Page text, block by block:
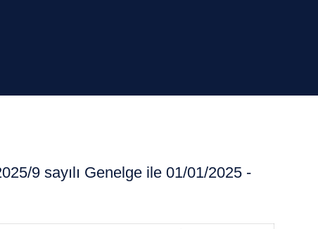
9 sayılı Genelge ile 01/01/2025 -